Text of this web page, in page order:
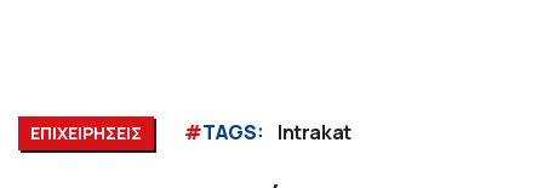
ΕΠΙΧΕΙΡΗΣΕΙΣ #TAGS: Intrakat